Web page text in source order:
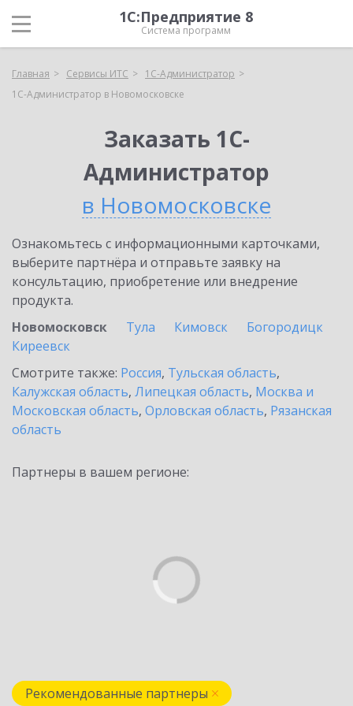
1С:Предприятие 8
Система программ
Главная Сервисы ИТС
1С-Администратор
1С-Администратор в Новомосковске
Заказать 1С-
Администратор
в Новомосковске
Ознакомьтесь с информационными карточками,
выберите партнёра и отправьте заявку на
консультацию, приобретение или внедрение
продукта.
Новомосковск
Тула Кимовск
Богородицк
Киреевск
Смотрите также: Россия, Тульская область,
Калужская область, Липецкая область, Москва и
Московская область, Орловская область, Рязанская
область
Партнеры в вашем регионе:
Рекомендованные партнеры